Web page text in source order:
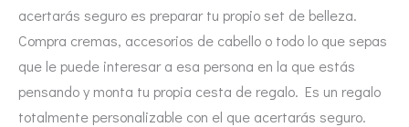
acertarás seguro es preparar tu propio set de belleza.
Compra cremas, accesorios de cabello o todo lo que sepas
que le puede interesar a esa persona en la que estás
pensando y monta tu propia cesta de regalo. Es un regalo
totalmente personalizable con el que acertarás seguro.